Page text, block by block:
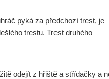
pyká za předchozí trest, je
trestu. Trest druhého
odejít z hřiště a střídačky a